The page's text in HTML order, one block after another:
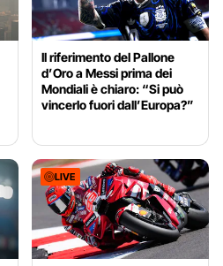
Il riferimento del Pallone
d’Oro a Messi prima dei
Mondiali è chiaro: “Si può
vincerlo fuori dall’Europa?”
LIVE